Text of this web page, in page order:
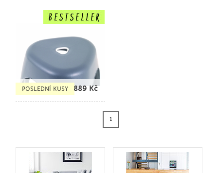
POSLEDNÍ KUSY 889 Kč
1